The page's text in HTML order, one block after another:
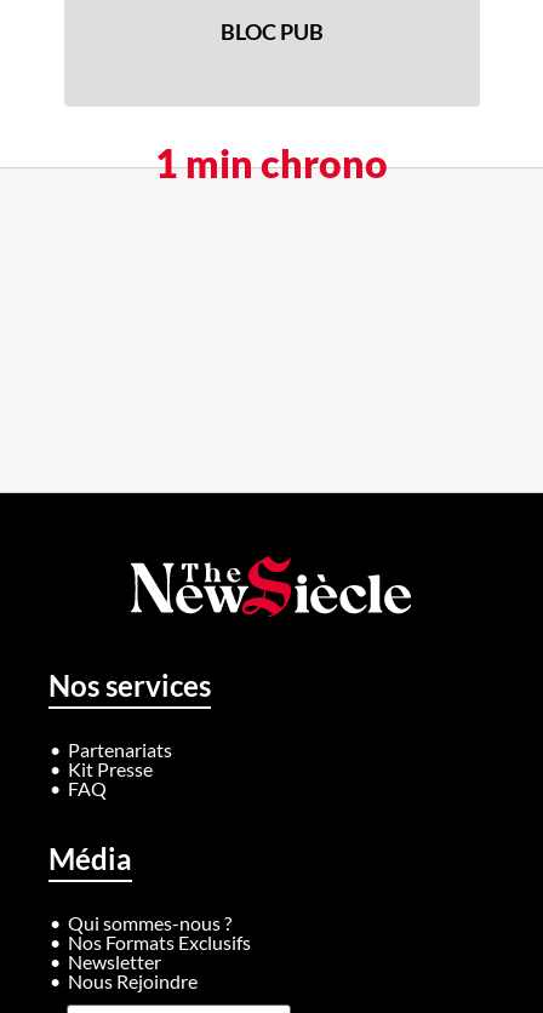
BLOC PUB
1 min chrono
Nos services
Partenariats
Kit Presse
FAQ
Média
Qui sommes-nous ?
Nos Formats Exclusifs
Newsletter
Nous Rejoindre